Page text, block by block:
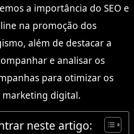
a importância do SEO e
na promoção dos
além de destacar a
e analisar os
para otimizar os
digital.
neste artigo: